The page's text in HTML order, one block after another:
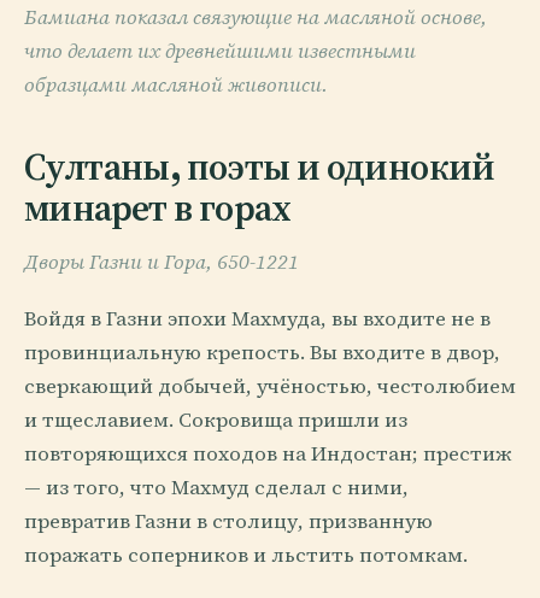
Бамиана показал связующие на масляной основе,
что делает их древнейшими известными
образцами масляной живописи.
Султаны, поэты и одинокий
минарет в горах
Дворы Газни и Гора, 650-1221
Войдя в Газни эпохи Махмуда, вы входите не в
провинциальную крепость. Вы входите в двор,
сверкающий добычей, учёностью, честолюбием
и тщеславием. Сокровища пришли из
повторяющихся походов на Индостан; престиж
— из того, что Махмуд сделал с ними,
превратив Газни в столицу, призванную
поражать соперников и льстить потомкам.